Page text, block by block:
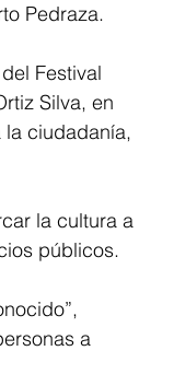
Pedraza.
Festival
Silva, en
la ciudadanía,
la cultura a
públicos.
a